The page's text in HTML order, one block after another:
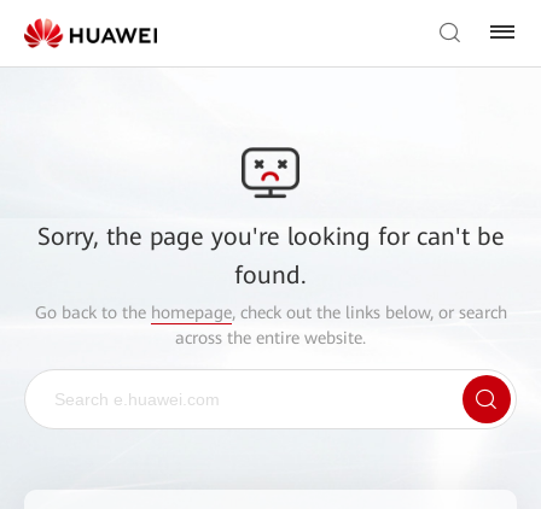
Sorry, the page you're looking for can't be
found.
Go back to the homepage, check out the links below, or search
across the entire website.